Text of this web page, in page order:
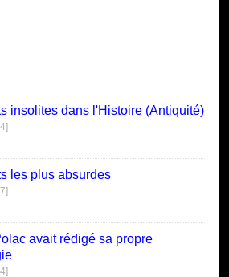
insolites dans l'Histoire (Antiquité)
les plus absurdes
avait rédigé sa propre